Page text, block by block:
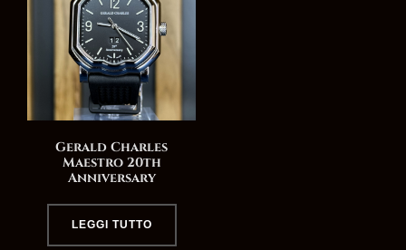
Gerald Charles
Maestro 20th
Anniversary
LEGGI TUTTO